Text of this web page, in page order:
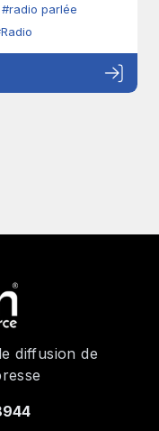
#radio parlée
diffusion de